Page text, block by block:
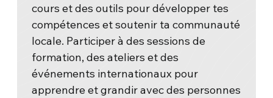
cours et des outils pour développer tes
compétences et soutenir ta communauté
locale. Participer à des sessions de
formation, des ateliers et des
événements internationaux pour
apprendre et grandir avec des personnes